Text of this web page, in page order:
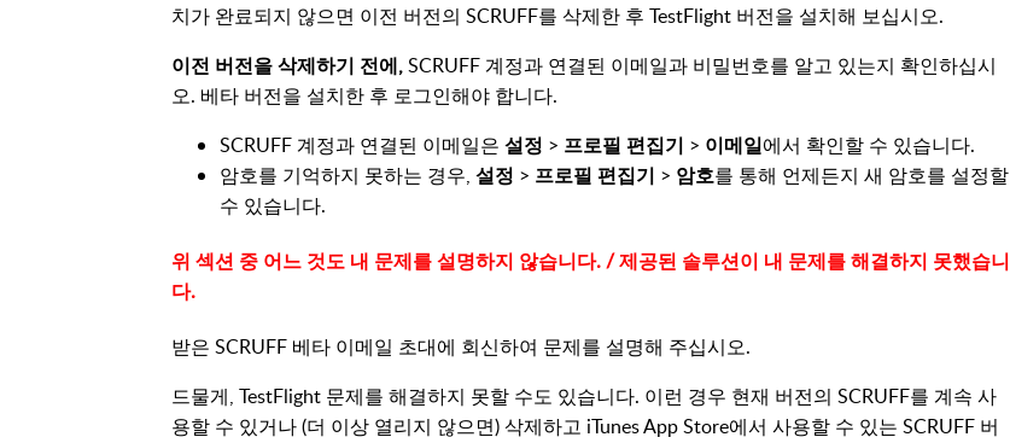
치가 완료되지 않으면 이전 버전의 SCRUFF를 삭제한 후 TestFlight 버전을 설치해 보십시오.
이전 버전을 삭제하기 전에,SCRUFF 계정과 연결된 이메일과 비밀번호를 알고 있는지 확인하십시
오. 베타 버전을 설치한 후 로그인해야 합니다.
SCRUFF 계정과 연결된 이메일은 설정 > 프로필 편집기 > 이메일에서 확인할 수 있습니다.
암호를 기억하지 못하는 경우, 설정 > 프로필 편집기 > 암호를 통해 언제든지 새 암호를 설정할
수 있습니다.
위 섹션 중 어느 것도 내 문제를 설명하지 않습니다. / 제공된 솔루션이 내 문제를 해결하지 못했습니
다.
받은 SCRUFF 베타 이메일 초대에 회신하여 문제를 설명해 주십시오.
드물게, TestFlight 문제를 해결하지 못할 수도 있습니다. 이런 경우 현재 버전의 SCRUFF를 계속 사
용할 수 있거나 (더 이상 열리지 않으면) 삭제하고 iTunes App Store에서 사용할 수 있는 SCRUFF 버